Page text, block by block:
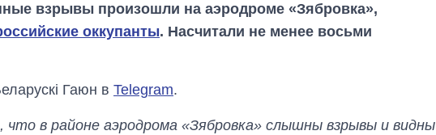
взрывы произошли на аэродроме «Зябровка»,
оккупанты. Насчитали не менее восьми
Гаюн в Telegram.
в районе аэродрома «Зябровка» слышны взрывы и видны